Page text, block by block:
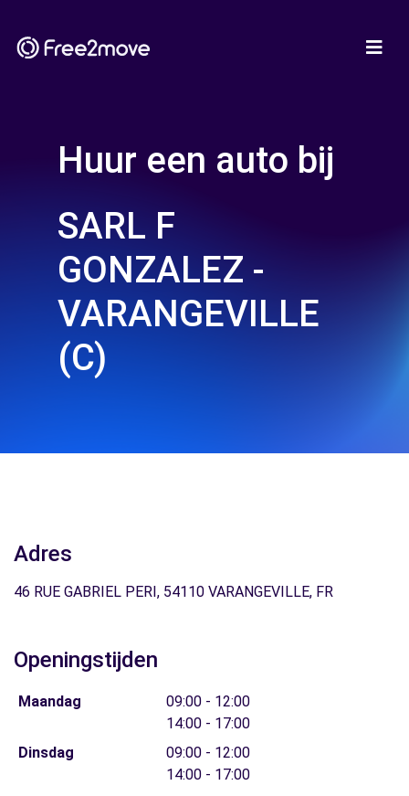
Huur een auto bij
SARL F
GONZALEZ -
VARANGEVILLE
(C)
Adres
46 RUE GABRIEL PERI, 54110 VARANGEVILLE, FR
Openingstijden
Maandag
09:00 - 12:00
14:00 - 17:00
Dinsdag
09:00 - 12:00
14:00 - 17:00